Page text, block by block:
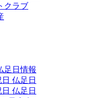
クラブ
足日情報
日 仏足日
日 仏足日